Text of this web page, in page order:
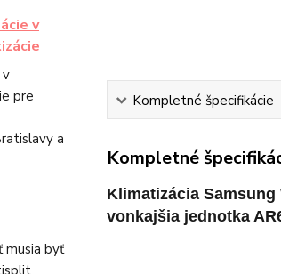
v
v
pre
a
musia byť
Kompletné špecifikácie
Kompletné
Klimatizácia Samsung
vonkajšia jednotka